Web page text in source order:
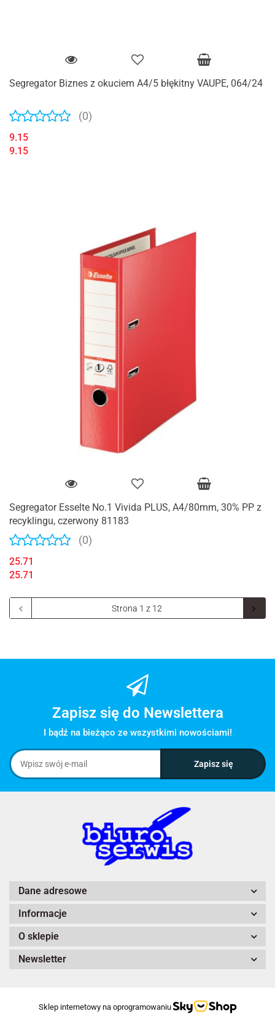
Segregator Biznes z okuciem A4/5 błękitny VAUPE, 064/24
(0)
9.15
9.15
Segregator Esselte No.1 Vivida PLUS, A4/80mm, 30% PP z
recyklingu, czerwony 81183
(0)
25.71
25.71
Zapisz się do Newslettera
I bądź na bieżąco ze wszystkimi nowościami!
Dane adresowe
Informacje
O sklepie
Newsletter
Sklep internetowy na oprogramowaniu